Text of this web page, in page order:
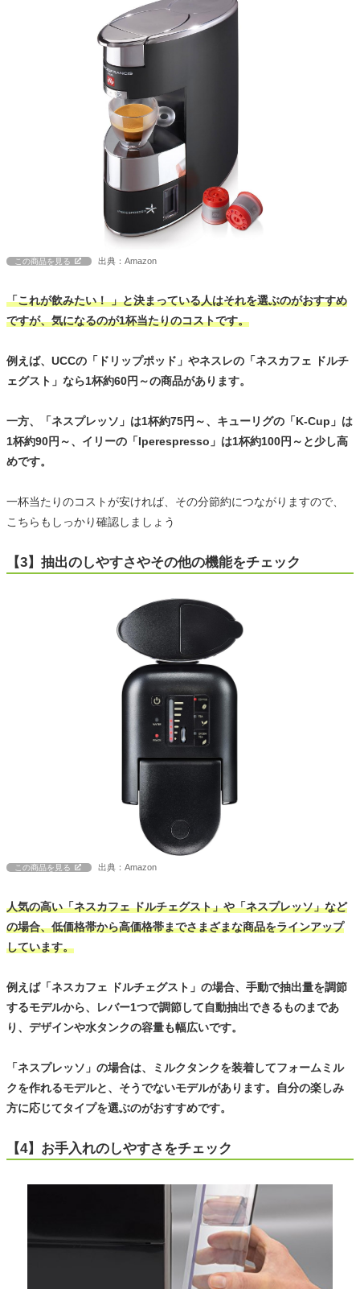
この商品を見る 出典：Amazon
「これが飲みたい！ 」と決まっている人はそれを選ぶのがおすすめ
ですが、気になるのが1杯当たりのコストです。
例えば、UCCの「ドリップポッド」やネスレの「ネスカフェ ドルチ
ェグスト」なら1杯約60円～の商品があります。
一方、「ネスプレッソ」は1杯約75円～、キューリグの「K-Cup」は
1杯約90円～、イリーの「Iperespresso」は1杯約100円～と少し高
めです。
一杯当たりのコストが安ければ、その分節約につながりますので、
こちらもしっかり確認しましょう
【3】抽出のしやすさやその他の機能をチェック
この商品を見る 出典：Amazon
人気の高い「ネスカフェ ドルチェグスト」や「ネスプレッソ」など
の場合、低価格帯から高価格帯までさまざまな商品をラインアップ
しています。
例えば「ネスカフェ ドルチェグスト」の場合、手動で抽出量を調節
するモデルから、レバー1つで調節して自動抽出できるものまであ
り、デザインや水タンクの容量も幅広いです。
「ネスプレッソ」の場合は、ミルクタンクを装着してフォームミル
クを作れるモデルと、そうでないモデルがあります。自分の楽しみ
方に応じてタイプを選ぶのがおすすめです。
【4】お手入れのしやすさをチェック